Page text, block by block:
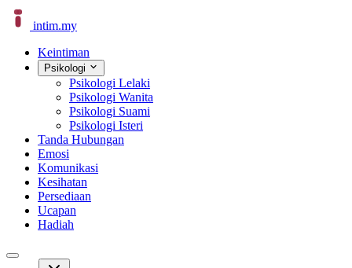
intim.my
Keintiman
Psikologi
Psikologi Lelaki
Psikologi Wanita
Psikologi Suami
Psikologi Isteri
Tanda Hubungan
Emosi
Komunikasi
Kesihatan
Persediaan
Ucapan
Hadiah